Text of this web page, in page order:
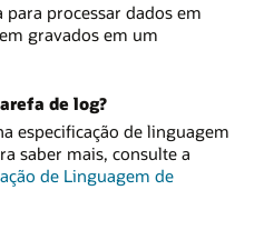
processar dados em
gravados em um
de log?
especificação de linguagem
saber mais, consulte a
de Linguagem de